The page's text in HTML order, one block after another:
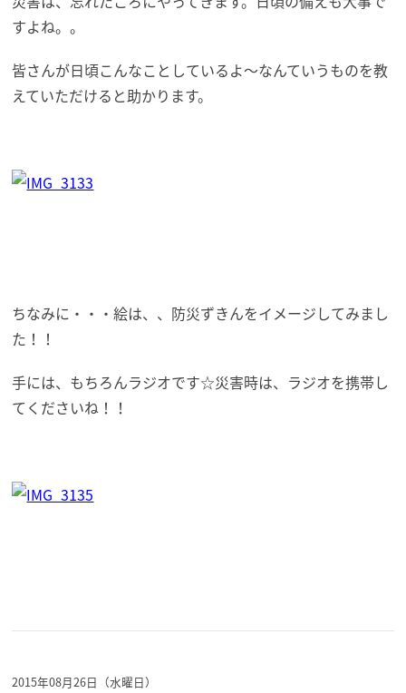
すよね。。
皆さんが日頃こんなことしているよ～なんていうものを教
えていただけると助かります。
ちなみに・・・絵は、、防災ずきんをイメージしてみまし
た！！
手には、もちろんラジオです☆災害時は、ラジオを携帯し
てくださいね！！
2015年08月26日（水曜日）